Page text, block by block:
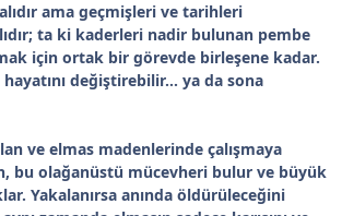
ama geçmişleri ve tarihleri
ta ki kaderleri nadir bulunan pembe
için ortak bir görevde birleşene kadar.
hayatını değiştirebilir… ya da sona
ve elmas madenlerinde çalışmaya
bu olağanüstü mücevheri bulur ve büyük
Yakalanırsa anında öldürüleceğini